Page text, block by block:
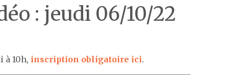
: jeudi 06/10/22
à 10h, inscription obligatoire ici.